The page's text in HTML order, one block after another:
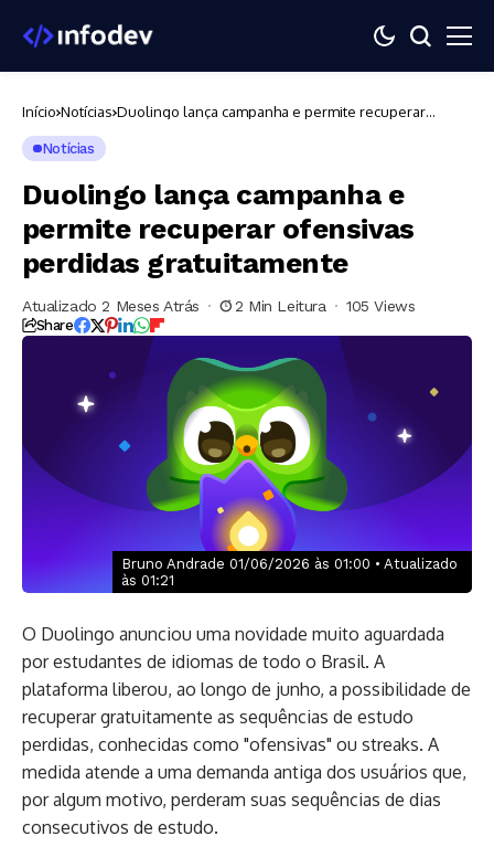
Início Notícias Duolingo lança campanha e permite recuperar
Notícias
Duolingo lança campanha e
permite recuperar ofensivas
perdidas gratuitamente
Atualizado 2 Meses Atrás 2 Min Leitura 105 Views
Share
Bruno Andrade 01/06/2026 às 01:00 • Atualizado
às 01:21
O Duolingo anunciou uma novidade muito aguardada
por estudantes de idiomas de todo o Brasil. A
plataforma liberou, ao longo de junho, a possibilidade de
recuperar gratuitamente as sequências de estudo
perdidas, conhecidas como "ofensivas" ou streaks. A
medida atende a uma demanda antiga dos usuários que,
por algum motivo, perderam suas sequências de dias
consecutivos de estudo.